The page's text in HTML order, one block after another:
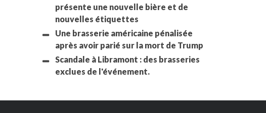
présente une nouvelle bière et de
nouvelles étiquettes
Une brasserie américaine pénalisée
après avoir parié sur la mort de Trump
Scandale à Libramont : des brasseries
exclues de l'événement.